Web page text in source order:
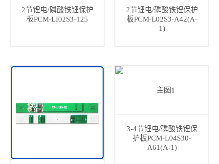
2节锂电/磷酸铁锂保护
板PCM-LI02S3-125
2节锂电/磷酸铁锂保护
板PCM-L02S3-A42(A-
1)
3-4节锂电/磷酸铁锂保
护板PCM-L04S30-
A61(A-1)